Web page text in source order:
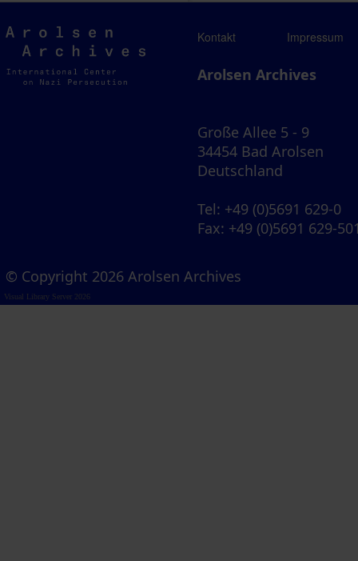
Arolsen
Archives
Kontakt Impressum
Arolsen Archives
Große Allee 5 - 9
34454 Bad Arolsen
Deutschland
Tel: +49 (0)5691 629-0
Fax: +49 (0)5691 629-
© Copyright 2026 Arolsen Archives
Visual Library Server 2026